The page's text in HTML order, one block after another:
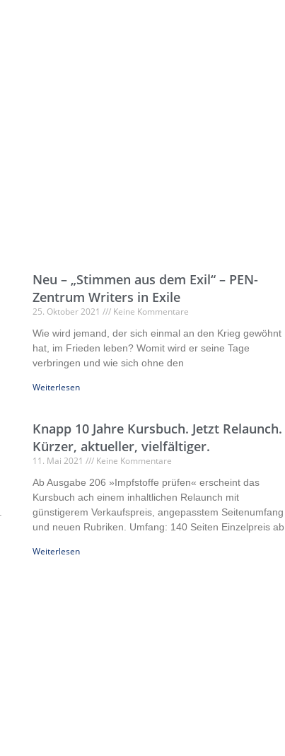
Neu – „Stimmen aus dem Exil“ – PEN-
Zentrum Writers in Exile
25. Oktober 2021 Keine Kommentare
Wie wird jemand, der sich einmal an den Krieg gewöhnt
hat, im Frieden leben? Womit wird er seine Tage
verbringen und wie sich ohne den
Weiterlesen
Knapp 10 Jahre Kursbuch. Jetzt Relaunch.
Kürzer, aktueller, vielfältiger.
11. Mai 2021 Keine Kommentare
Ab Ausgabe 206 »Impfstoffe prüfen« erscheint das
Kursbuch ach einem inhaltlichen Relaunch mit
günstigerem Verkaufspreis, angepasstem Seitenumfang
und neuen Rubriken. Umfang: 140 Seiten Einzelpreis ab
Weiterlesen